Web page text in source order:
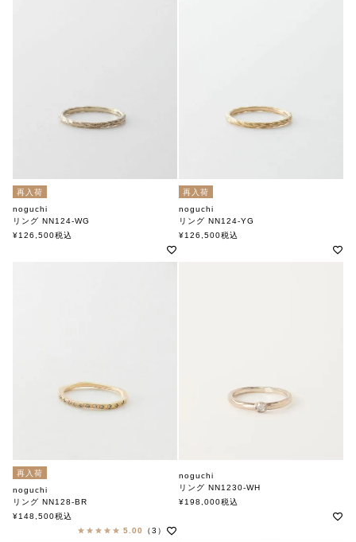
再入荷
noguchi
リング NN124-WG
ノグチ
¥126,500税込
再入荷
noguchi
リング NN124-YG
ノグチ
¥126,500税込
再入荷
noguchi
リング NN128-BR
ノグチ
¥148,500税込
5.00
（3）
noguchi
リング NN1230-WH
ノグチ
¥198,000税込